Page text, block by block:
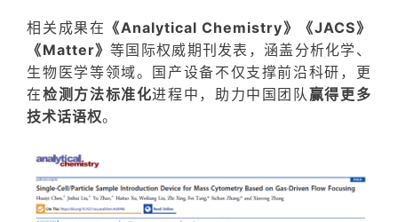
相关成果在 《Analytical Chemistry》《JACS》
《Matter》等国际权威期刊发表， 涵盖分析化学、
生物医学等领域。 国产设备不仅支撑前沿科研，更
在检测方法标准化进程中，助力中国团队 赢得更多
技术话语权。